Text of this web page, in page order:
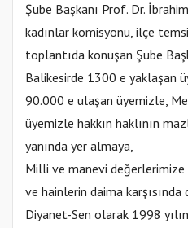
Şube Başkanı Prof. Dr.
kadınlar komisyonu, ilçe
toplantıda konuşan Şube
Balikesirde 1300 e yaklaşan
90.000 e ulaşan üyemizle,
üyemizle hakkın haklının
yanında yer almaya,
Milli ve manevi değerlerimize
ve hainlerin daima
Diyanet-Sen olarak 1998